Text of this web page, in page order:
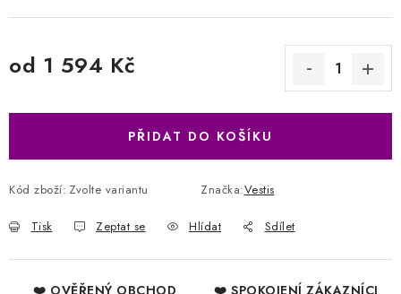
od 1 594 Kč
PŘIDAT DO KOŠÍKU
Kód zboží: Zvolte variantu Značka:Vestis
Tisk Zeptat se Hlídat Sdílet
❤️ OVĚŘENÝ OBCHOD ❤️ SPOKOJENÍ ZÁKAZNÍCI